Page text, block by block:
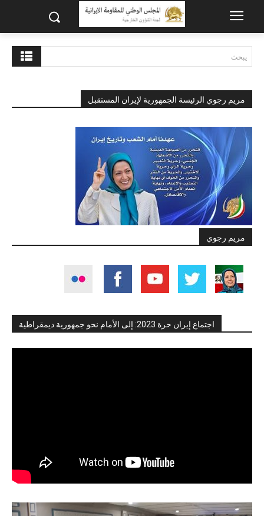
يبحث
مريم رجوي الرئيسة الجمهورية لإيران المستقبل
مريم رجوي
اجتماع إيران حرة 2023: إلى الأمام نحو جمهورية ديمقراطية